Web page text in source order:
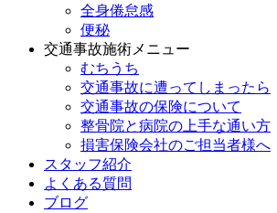
全身倦怠感
便秘
交通事故施術メニュー
むちうち
交通事故に遭ってしまったら
交通事故の保険について
整骨院と病院の上手な通い方
損害保険会社のご担当者様へ
スタッフ紹介
よくある質問
ブログ